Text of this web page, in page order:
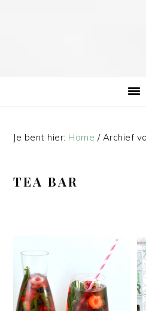
Je bent hier: Home /Archief
TEA BAR